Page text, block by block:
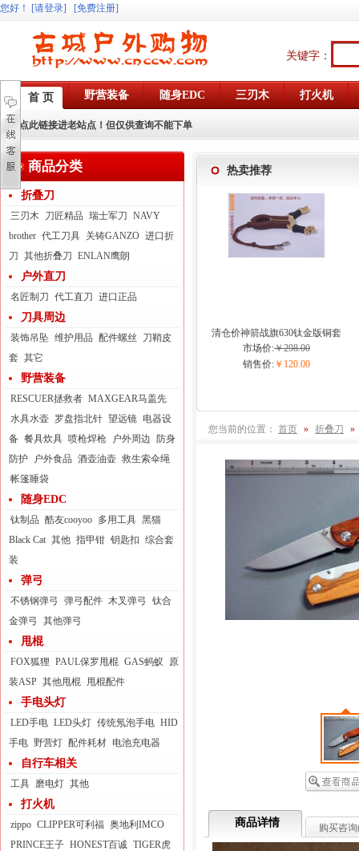
您好 ！ [请登录] [免费注册]
关键字：
首 页 野营装备 随身EDC 三刃木 打火机
点此链接进老站点！但仅供查询不能下单
商品分类
折叠刀
三刃木 刀匠精品 瑞士军刀 NAVY
brother 代工刀具 关铸GANZO 进口折
刀 其他折叠刀 ENLAN鹰朗
户外直刀
名匠制刀 代工直刀 进口正品
刀具周边
装饰吊坠 维护用品 配件螺丝
刀鞘皮
套 其它
野营装备
RESCUER拯救者 MAXGEAR马盖先
水具水壶 罗盘指北针 望远镜 电器设
备 餐具炊具 喷枪焊枪 户外周边
防身
防护
户外食品 酒壶油壶 救生索伞绳
帐篷睡袋
随身EDC
钛制品 酷友cooyoo 多用工具 黑猫
Black Cat 其他 指甲钳 钥匙扣 综合套
装
弹弓
不锈钢弹弓 弹弓配件 木叉弹弓
钛合
金弹弓
其他弹弓
甩棍
FOX狐狸 PAUL保罗甩棍 GAS蚂蚁
原
装ASP 其他甩棍 甩棍配件
手电头灯
LED手电 LED头灯 传统氖泡手电 HID
手电 野营灯 配件耗材 电池充电器
自行车相关
工具 磨电灯 其他
打火机
zippo CLIPPER可利福 奥地利IMCO
PRINCE王子 HONEST百诚 TIGER虎
热卖推荐
清仓价神箭战旗630钛金版铜套
弓眼反曲球卡六股弹弓
市场价:￥298.00
销售价: ￥120.00
您当前的位置： 首页 » 折叠刀 »
商品详情 购买咨询